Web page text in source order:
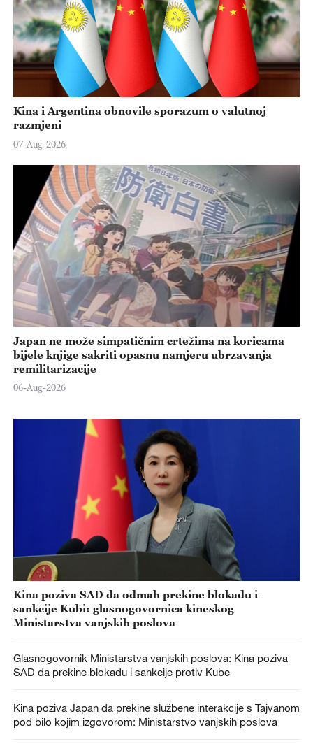
Kina i Argentina obnovile sporazum o valutnoj
razmjeni
07-Aug-2026
Japan ne može simpatičnim crtežima na koricama
bijele knjige sakriti opasnu namjeru ubrzavanja
remilitarizacije
06-Aug-2026
Kina poziva SAD da odmah prekine blokadu i
sankcije Kubi: glasnogovornica kineskog
Ministarstva vanjskih poslova
Glasnogovornik Ministarstva vanjskih poslova: Kina poziva
SAD da prekine blokadu i sankcije protiv Kube
Kina poziva Japan da prekine službene interakcije s Tajvanom
pod bilo kojim izgovorom: Ministarstvo vanjskih poslova